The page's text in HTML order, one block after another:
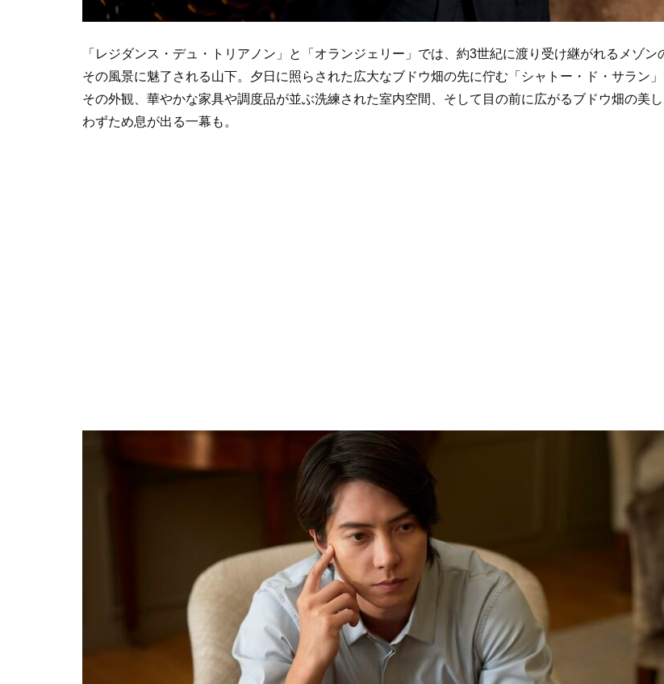
「レジダンス・デュ・トリアノン」と「オランジェリー」では、約3世紀に渡り受け継がれるメゾン
その風景に魅了される山下。夕日に照らされた広大なブドウ畑の先に佇む「シャトー・ド・サラン」
その外観、華やかな家具や調度品が並ぶ洗練された室内空間、そして目の前に広がるブドウ畑の美
わずため息が出る一幕も。